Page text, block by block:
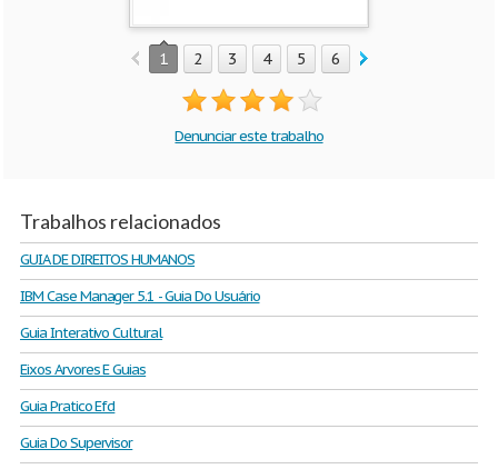
1 2 3 4 5 6 7
Denunciar este trabalho
Trabalhos relacionados
GUIA DE DIREITOS HUMANOS
IBM Case Manager 5.1 - Guia Do Usuário
Guia Interativo Cultural
Eixos Arvores E Guias
Guia Pratico Efd
Guia Do Supervisor